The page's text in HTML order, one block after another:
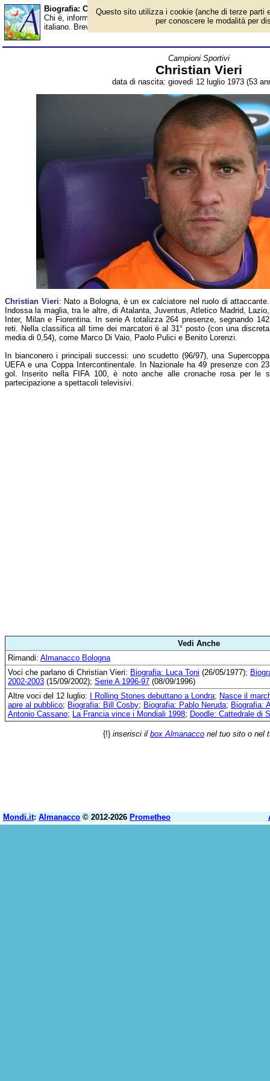
Biografia: Christian Vieri - età - Almanacco
Chi è, informazioni, foto, qual è la data di nascita, età, dove è
italiano. Breve biografia. Voce dell'Almanacco.
Campioni Sportivi
Christian Vieri
data di nascita: giovedì 12 luglio 1973 (53
Christian Vieri: Nato a Bologna, è un ex calciatore nel ruolo di attaccante.
Indossa la maglia, tra le altre, di Atalanta, Juventus, Atletico Madrid, Lazio,
Inter, Milan e Fiorentina. In serie A totalizza 264 presenze, segnando 142
reti. Nella classifica all time dei marcatori è al 31° posto (con una discreta
media di 0,54), come Marco Di Vaio, Paolo Pulici e Benito Lorenzi.
In bianconero i principali successi: uno scudetto (96/97), una Supercoppa
UEFA e una Coppa Intercontinentale. In Nazionale ha 49 presenze con 23
gol. Inserito nella FIFA 100, è noto anche alle cronache rosa per le
partecipazione a spettacoli televisivi.
Vedi Anche
Rimandi: Almanacco Bologna
Voci che parlano di Christian Vieri: Biografia: Luca Toni (26/05/1977);
2002-2003 (15/09/2002); Serie A 1996-97 (08/09/1996)
Altre voci del 12 luglio:
I Rolling Stones debuttano a Londra; Nasce il
apre al pubblico; Biografia: Bill Cosby; Biografia: Pablo Neruda; Biografia:
Antonio Cassano; La Francia vince i Mondiali 1998; Doodle: Cattedrale di
{!} inserisci il box Almanacco nel tuo sito o nel
Mondi.it: Almanacco © 2012-2026 Prometheo
Questo sito utilizza i cookie (anche di terze parti
per conoscere le modalità per